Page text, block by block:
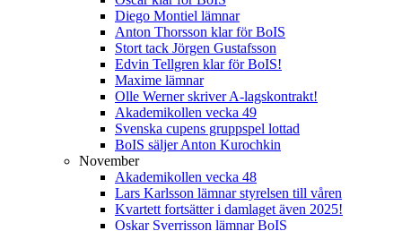
Diego Montiel lämnar
Anton Thorsson klar för BoIS
Stort tack Jörgen Gustafsson
Edvin Tellgren klar för BoIS!
Maxime lämnar
Olle Werner skriver A-lagskontrakt!
Akademikollen vecka 49
Svenska cupens gruppspel lottad
BoIS säljer Anton Kurochkin
November
Akademikollen vecka 48
Lars Karlsson lämnar styrelsen till våren
Kvartett fortsätter i damlaget även 2025!
Oskar Sverrisson lämnar BoIS